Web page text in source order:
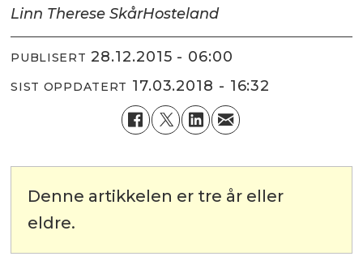
Linn Therese SkårHosteland
PUBLISERT 28.12.2015 - 06:00
SIST OPPDATERT 17.03.2018 - 16:32
Denne artikkelen er tre år eller
eldre.